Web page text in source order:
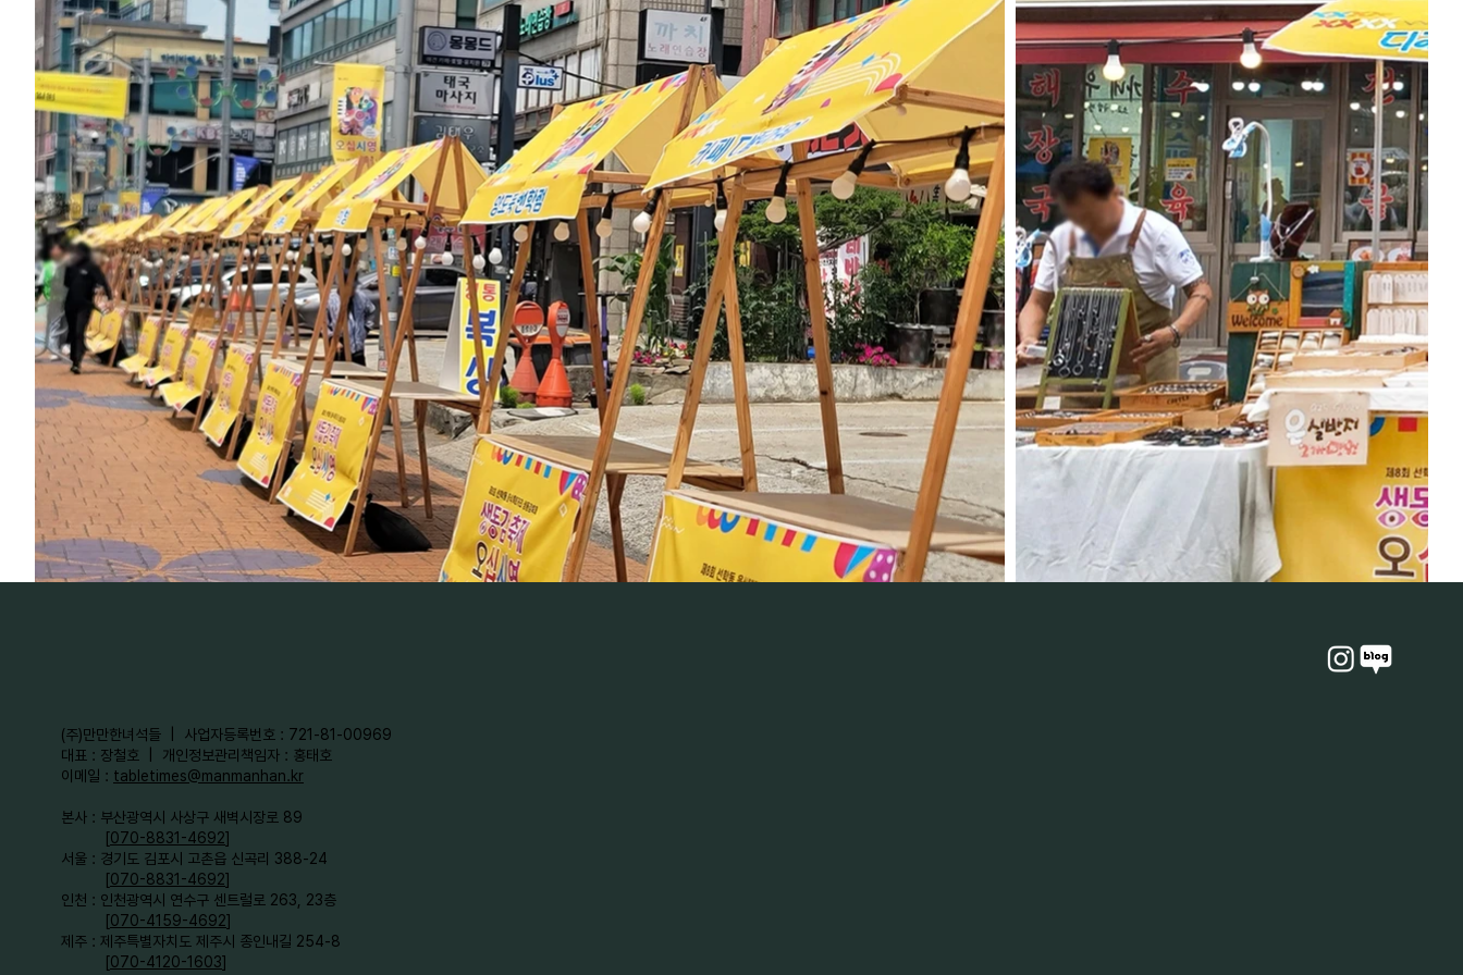
​(주)만만한녀석들 | 사업자등록번호 : 721-81-00969
대표 : 장철호 | 개인정보관리책임자 : 홍태호
이메일 : tabletimes@manmanhan.kr
본사 : 부산광역시 사상구 새벽시장로 89
[070-8831-4692]
서울 : 경기도 김포시 고촌읍 신곡리 388-24
[070-8831-4692]
인천 : 인천광역시 연수구 센트럴로 263, 23층
[070-4159-4692]​
제주 : 제주특별자치도 제주시 종인내길 254-8
[070-4120-1603]